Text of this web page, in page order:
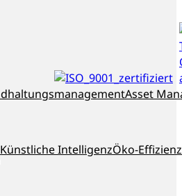
Asset
Künstliche IntelligenzÖko-Effizienz